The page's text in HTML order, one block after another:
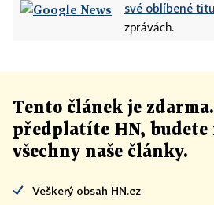
své oblíbené
zprávách.
Tento článek je
předplatíte HN, budete
všechny naše články.
Veškerý obsah HN.cz